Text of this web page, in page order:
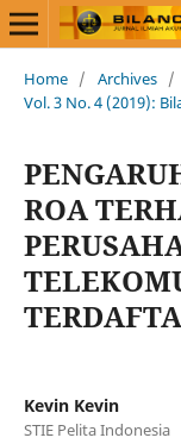
Home / Archives /
Vol. 3 No. 4 (2019):
ROA
Kevin Kevin
STIE Pelita Indonesia